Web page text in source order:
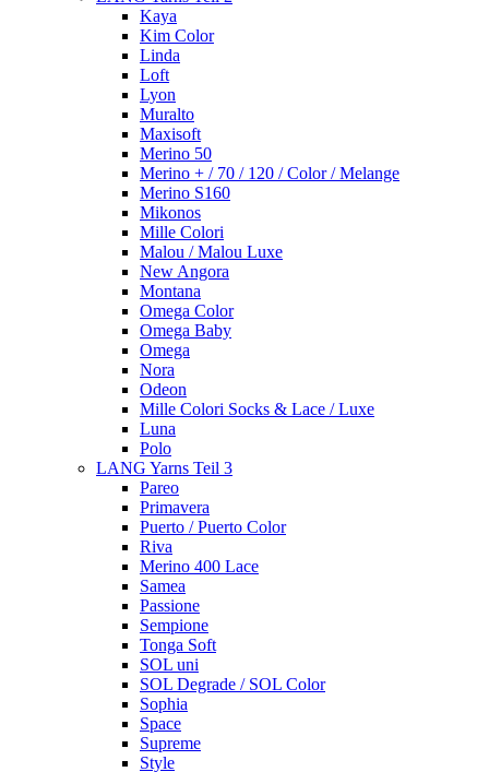
Kaya
Kim Color
Linda
Loft
Lyon
Muralto
Maxisoft
Merino 50
Merino + / 70 / 120 / Color / Melange
Merino S160
Mikonos
Mille Colori
Malou / Malou Luxe
New Angora
Montana
Omega Color
Omega Baby
Omega
Nora
Odeon
Mille Colori Socks & Lace / Luxe
Luna
Polo
LANG Yarns Teil 3
Pareo
Primavera
Puerto / Puerto Color
Riva
Merino 400 Lace
Samea
Passione
Sempione
Tonga Soft
SOL uni
SOL Degrade / SOL Color
Sophia
Space
Supreme
Style